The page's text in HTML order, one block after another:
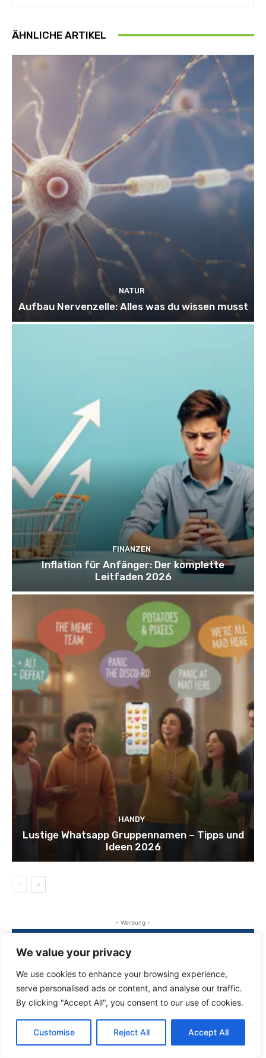
We value your privacy
We use cookies to enhance your browsing experience,
serve personalised ads or content, and analyse our traffic.
By clicking "Accept All", you consent to our use of cookies.
Customise Reject All Accept All
ÄHNLICHE ARTIKEL
NATUR
Aufbau Nervenzelle: Alles was du wissen musst
FINANZEN
Inflation für Anfänger: Der komplette
Leitfaden 2026
HANDY
Lustige Whatsapp Gruppennamen – Tipps und
Ideen 2026
- Werbung -